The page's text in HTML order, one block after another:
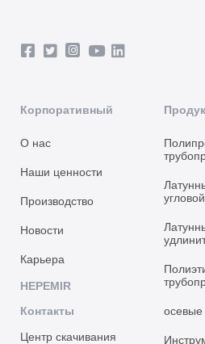
Корпоративный
О нас
Наши ценности
Производство
Новости
Карьера
HEPEMIR
Контакты
Центр скачивания
осевые